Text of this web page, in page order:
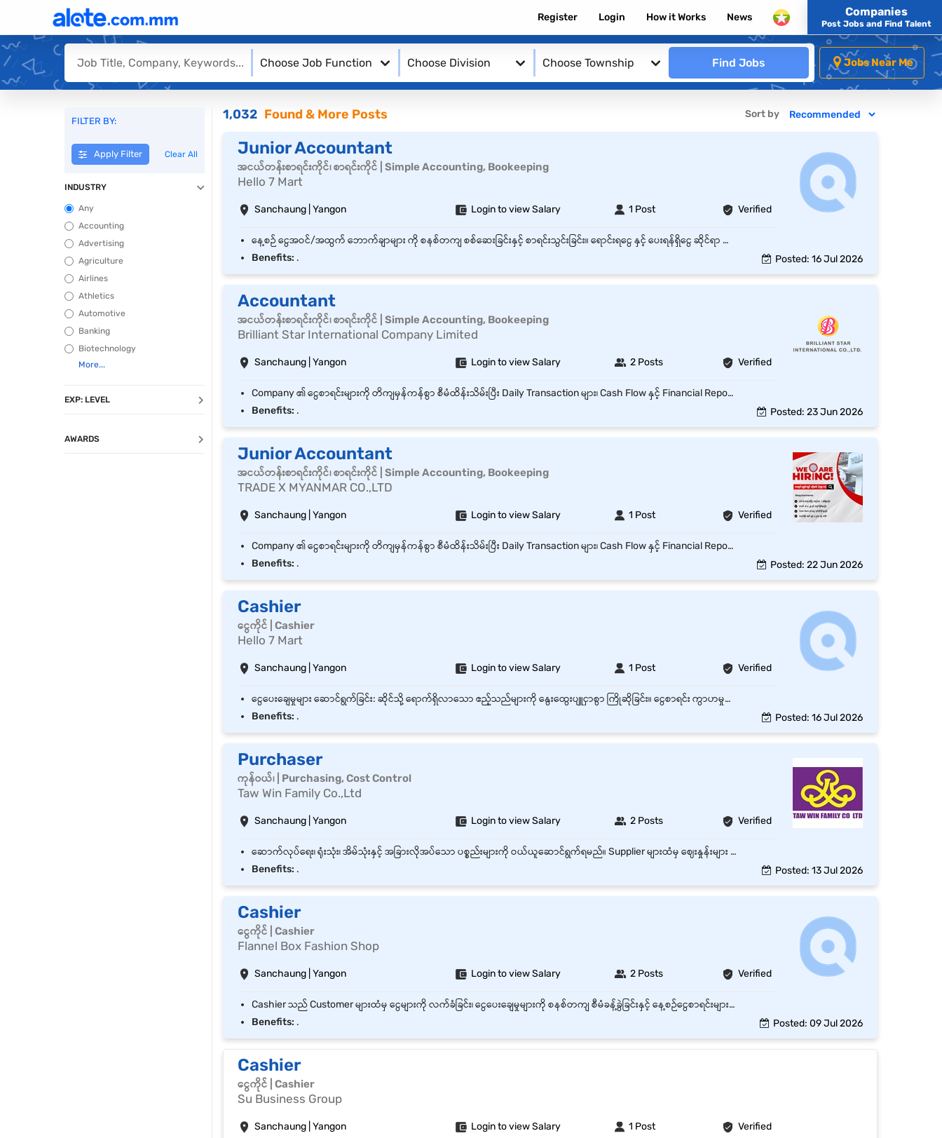
Register Login How it Works News Companies
Post Jobs and Find Talent
Choose Job Function Choose Division Choose Township Find Jobs Jobs Near Me
FILTER BY:
Apply Filter Clear All
INDUSTRY
Any
Accounting
Advertising
Agriculture
Airlines
Athletics
Automotive
Banking
Biotechnology
EXP: LEVEL
AWARDS
1,032 Found & More Posts Sort by
Junior Accountant
အငယ်တန်းစာရင်းကိုင်၊ စာရင်းကိုင် | Simple Accounting, Bookeeping
Hello 7 Mart
Sanchaung | Yangon Login to view Salary 1 Post Verified
နေ့စဉ် ငွေအဝင်/အထွက် ဘောက်ချာများ ကို စနစ်တကျ စစ်ဆေးခြင်းနှင့် စာရင်းသွင်းခြင်း။ ရောင်းရငွေ နှင့် ပေးရန်ရှိငွေ ဆိုင်ရာ စာရင်းများကို နေ့စဉ်/အပတ်စဉ် Update လုပ်ခြင်း။ အထက်လူကြီးမှ ပေးအပ်သော အခြား ဘဏ္ဍာရေးနှင့် စာရင်းကိုင်ဆိုင်ရာ တာဝန်များကို ထမ်းဆောင်ခြင်း။
Benefits: . Posted: 16 Jul 2026
Accountant
အငယ်တန်းစာရင်းကိုင်၊ စာရင်းကိုင် | Simple Accounting, Bookeeping
Brilliant Star International Company Limited
Sanchaung | Yangon Login to view Salary 2 Posts Verified
Company ၏ ငွေစာရင်းများကို တိကျမှန်ကန်စွာ စီမံထိန်းသိမ်းပြီး Daily Transaction များ၊ Cash Flow နှင့် Financial Report များကို စနစ်တကျ ဆောင်ရွက်ရန်။ Job Responsibilities Daily income / expense စာရင်းများ ထည့်သွင်းခြင်း Cash Book, Ledger နှင့် Accounting Records များ ထိန်းသိမ်းခြင်း Voucher, Invoice, Receipt များ စစ်ဆေးခြင်း Monthly Financial Report များ ပြုစုတင်ပြခြင်း Bank Transaction နှင့် Cash Flow စစ်ဆေးခြင်း Tax နှင့် related documents များ ပြင်ဆင်ကူညီခြင်း Stock / Inventory စာရင်းများ စစ်ဆေးခြင်း Management မှ ပေးအပ်သော အခြားတာဝန်များ ဆောင်ရွက်ခြင်း
Benefits: . Posted: 23 Jun 2026
Junior Accountant
အငယ်တန်းစာရင်းကိုင်၊ စာရင်းကိုင် | Simple Accounting, Bookeeping
TRADE X MYANMAR CO.,LTD
Sanchaung | Yangon Login to view Salary 1 Post Verified
Company ၏ ငွေစာရင်းများကို တိကျမှန်ကန်စွာ စီမံထိန်းသိမ်းပြီး Daily Transaction များ၊ Cash Flow နှင့် Financial Report များကို စနစ်တကျ ဆောင်ရွက်ရန်။ Job Responsibilities Daily income / expense စာရင်းများ ထည့်သွင်းခြင်း Cash Book, Ledger နှင့် Accounting Records များ ထိန်းသိမ်းခြင်း Voucher, Invoice, Receipt များ စစ်ဆေးခြင်း Monthly Financial Report များ ပြုစုတင်ပြခြင်း Bank Transaction နှင့် Cash Flow စစ်ဆေးခြင်း Tax နှင့် related documents များ ပြင်ဆင်ကူညီခြင်း Stock / Inventory စာရင်းများ စစ်ဆေးခြင်း Management မှ ပေးအပ်သော အခြားတာဝန်များ ဆောင်ရွက်ခြင်း
Benefits: . Posted: 22 Jun 2026
Cashier
ငွေကိုင် | Cashier
Hello 7 Mart
Sanchaung | Yangon Login to view Salary 1 Post Verified
ငွေပေးချေမှုများ ဆောင်ရွက်ခြင်း: ဆိုင်သို့ ရောက်ရှိလာသော ဧည့်သည်များကို နွေးထွေးပျူငှာစွာ ကြိုဆိုခြင်း။ ငွေစာရင်း ကွာဟမှုမရှိစေရန် ဂရုတစိုက် ကိုင်တွယ်ခြင်း။ အရောင်းမြှင့်တင်ရေး အစီအစဉ်များ (Promotions/Discounts) ရှိပါက ဝယ်ယူသူများကို ရှင်းပြပေးခြင်း။
Benefits: . Posted: 16 Jul 2026
Purchaser
ကုန်ဝယ်၊ | Purchasing, Cost Control
Taw Win Family Co.,Ltd
Sanchaung | Yangon Login to view Salary 2 Posts Verified
ဆောက်လုပ်ရေး၊ ရုံးသုံး၊ အိမ်သုံးနှင့် အခြားလိုအပ်သော ပစ္စည်းများကို ဝယ်ယူဆောင်ရွက်ရမည်။ Supplier များထံမှ ဈေးနှုန်းများ စုံစမ်း၍ နှိုင်းယှဉ်တင်ပြရမည်။ Purchase Order များ ပြင်ဆင်ပြီး ပစ္စည်းများ အချိန်မီရရှိစေရန် ဆောင်ရွက်ရမည်။ Supplier များနှင့် ဆက်ဆံရေးကောင်းမွန်စွာ ထိန်းသိမ်းရမည်။ Purchasing Report နှင့် Documentation များကို ပြင်ဆင်တင်ပြရမည်။ Management မှ ပေးအပ်သော အခြားတာဝန်များကို ထမ်းဆောင်ရမည်။
Benefits: . Posted: 13 Jul 2026
Cashier
ငွေကိုင် | Cashier
Flannel Box Fashion Shop
Sanchaung | Yangon Login to view Salary 2 Posts Verified
Cashier သည် Customer များထံမှ ငွေများကို လက်ခံခြင်း၊ ငွေပေးချေမှုများကို စနစ်တကျ စီမံခန့်ခွဲခြင်းနှင့် နေ့စဉ်ငွေစာရင်းများကို တိကျမှန်ကန်စွာ ထိန်းသိမ်းရန် တာဝန်ယူဆောင်ရွက်ရမည့် ရာထူးဖြစ်သည်။ 🔹 အဓိကတာဝန်များ Customer များထံမှ ငွေ (Cash / Mobile Payment / Card) လက်ခံခြင်း Receipt / Invoice များ ထုတ်ပေးခြင်း နေ့စဉ် Cash In / Cash Out စာရင်းများကို မှတ်တမ်းတင်ခြင်း Daily Cash Balance စစ်ဆေးပြီး စာရင်းတင်ပြခြင်း POS System သို့မဟုတ် Accounting Software အသုံးပြု၍ Transaction များ ထည့်သွင်းခြင်း ငွေကြေးများကို လုံခြုံစွာ ထိန်းသိမ်းခြင်း Customer များကို ငွေပေးချေမှုနှင့်ပတ်သက်ပြီး ကူညီရှင်းလင်းပေးခြင်း Finance/Account Team နှင့် ပူးပေါင်း၍ စာရင်းများကို တိကျမှန်ကန်စေရန် ဆောင်ရွက်ခြင်း နေ့စဉ် / အပတ်စဉ် Cash Report များ တင်ပြခြင်း
Benefits: . Posted: 09 Jul 2026
Cashier
ငွေကိုင် | Cashier
Su Business Group
Sanchaung | Yangon Login to view Salary 1 Post Verified